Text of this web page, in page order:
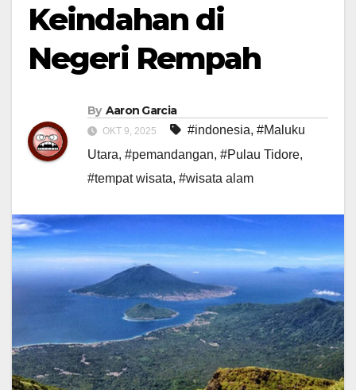
Keindahan di
Negeri Rempah
By Aaron Garcia
OKT 9, 2025 #indonesia, #Maluku
Utara, #pemandangan, #Pulau Tidore,
#tempat wisata, #wisata alam